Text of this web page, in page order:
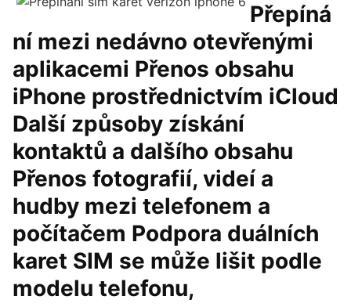
Přepíná
ní mezi nedávno otevřenými
aplikacemi Přenos obsahu
iPhone prostřednictvím iCloud
Další způsoby získání
kontaktů a dalšího obsahu
Přenos fotografií, videí a
hudby mezi telefonem a
počítačem Podpora duálních
karet SIM se může lišit podle
modelu telefonu,